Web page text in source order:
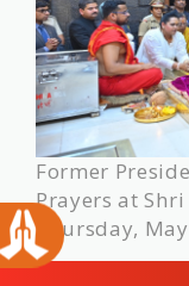
Former
Prayers at
Thursday,